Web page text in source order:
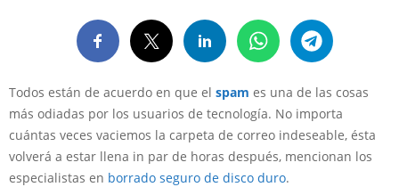
Todos están de acuerdo en que el spam es una de las cosas
más odiadas por los usuarios de tecnología. No importa
cuántas veces vaciemos la carpeta de correo indeseable, ésta
volverá a estar llena in par de horas después, mencionan los
especialistas en borrado seguro de disco duro.